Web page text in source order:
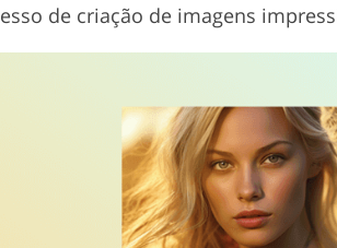
de criação de imagens